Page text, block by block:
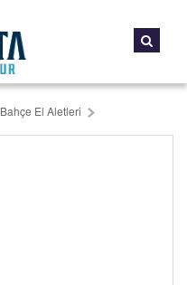
Bahçe El Aletleri